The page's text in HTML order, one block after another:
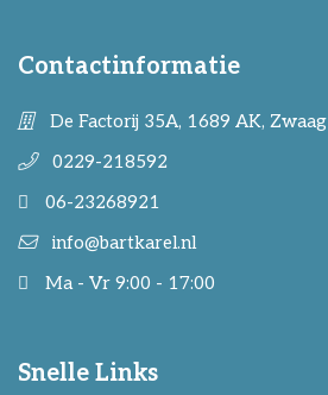
Contactinformatie
De Factorij 35A, 1689 AK, Zwaag
0229-218592
06-23268921
info@bartkarel.nl
Ma - Vr 9:00 - 17:00
Snelle Links